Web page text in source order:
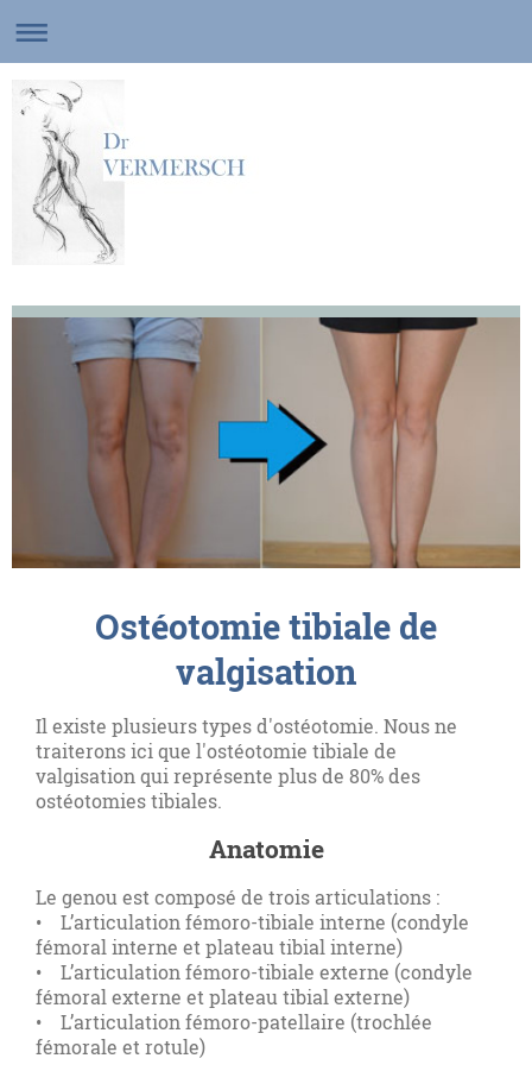
Ostéotomie tibiale de
valgisation
Il existe plusieurs types d'ostéotomie. Nous ne
traiterons ici que l'ostéotomie tibiale de
valgisation qui représente plus de 80% des
ostéotomies tibiales.
Anatomie
Le genou est composé de trois articulations :
• L’articulation fémoro-tibiale interne (condyle
fémoral interne et plateau tibial interne)
• L’articulation fémoro-tibiale externe (condyle
fémoral externe et plateau tibial externe)
• L’articulation fémoro-patellaire (trochlée
fémorale et rotule)